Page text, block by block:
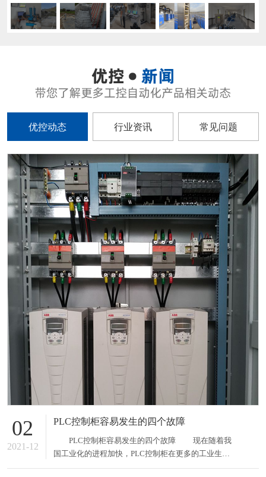
优控动态 行业资讯 常见问题
02
2021-12
PLC控制柜容易发生的四个故障
PLC控制柜容易发生的四个故障 现在随着我
国工业化的进程加快，PLC控制柜在更多的工业生产
中得到了广泛的应用，这给我们的生产生活带来了很